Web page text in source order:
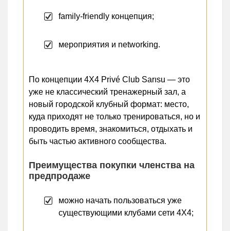
family-friendly концепция;
мероприятия и networking.
По концепции 4X4 Privé Club Sarısu — это
уже не классический тренажерный зал, а
новый городской клубный формат: место,
куда приходят не только тренироваться, но и
проводить время, знакомиться, отдыхать и
быть частью активного сообщества.
Преимущества покупки членства на
предпродаже
можно начать пользоваться уже
существующими клубами сети 4X4;